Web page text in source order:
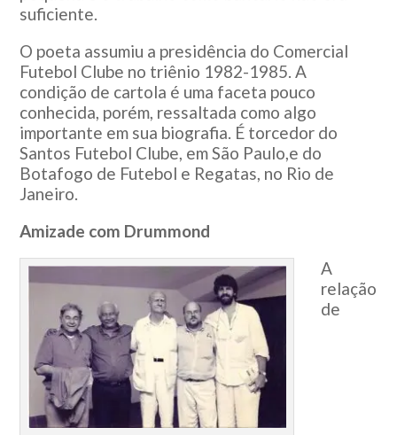
suficiente.
O poeta assumiu a presidência do Comercial
Futebol Clube no triênio 1982-1985. A
condição de cartola é uma faceta pouco
conhecida, porém, ressaltada como algo
importante em sua biografia. É torcedor do
Santos Futebol Clube, em São Paulo,e do
Botafogo de Futebol e Regatas, no Rio de
Janeiro.
Amizade com Drummond
A
relação
de